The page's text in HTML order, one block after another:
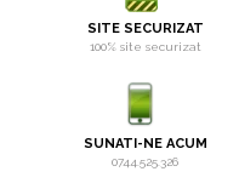
SITE SECURIZAT
100% site securizat
SUNATI-NE ACUM
0744.525.326